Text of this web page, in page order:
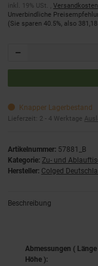
inkl. 19% USt. ,
Unverbindliche
(Sie sparen 40.5%, also
Knapper Lagerbestand
Lieferzeit: 2 - 4 Werktage
Artikelnummer: 57881_B
Kategorie: Zu- und
Hersteller: Colged
Beschreibung
Abmessungen ( Länge
Höhe ):